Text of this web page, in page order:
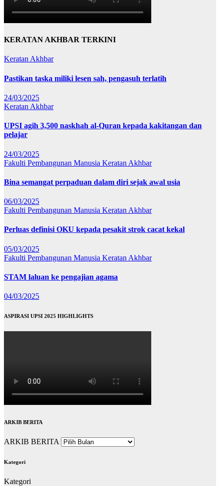
KERATAN AKHBAR TERKINI
Keratan Akhbar
Pastikan taska miliki lesen sah, pengasuh terlatih
24/03/2025
Keratan Akhbar
UPSI agih 3,500 naskhah al-Quran kepada kakitangan dan
pelajar
24/03/2025
Fakulti Pembangunan Manusia Keratan Akhbar
Bina semangat perpaduan dalam diri sejak awal usia
06/03/2025
Fakulti Pembangunan Manusia Keratan Akhbar
Perluas definisi OKU kepada pesakit strok cacat kekal
05/03/2025
Fakulti Pembangunan Manusia Keratan Akhbar
STAM laluan ke pengajian agama
04/03/2025
ASPIRASI UPSI 2025 HIGHLIGHTS
ARKIB BERITA
ARKIB BERITA
Kategori
Kategori